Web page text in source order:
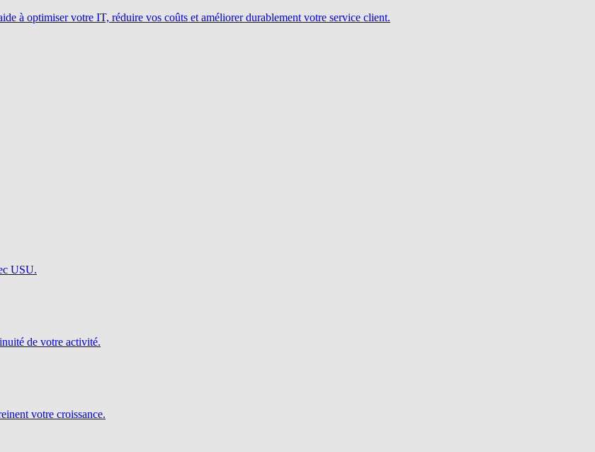
à optimiser votre IT, réduire vos coûts et améliorer durablement votre service client.
USU.
de votre activité.
votre croissance.